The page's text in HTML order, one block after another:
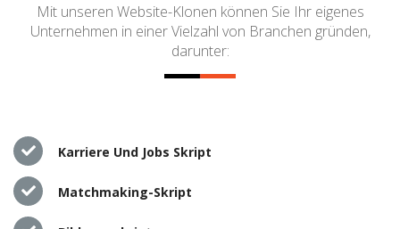
Mit unseren Website-Klonen können Sie Ihr eigenes
Unternehmen in einer Vielzahl von Branchen gründen,
darunter:
Karriere Und Jobs Skript
Matchmaking-Skript